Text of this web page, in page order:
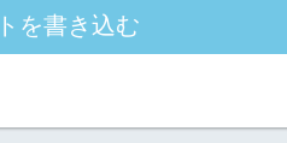
を書き込む